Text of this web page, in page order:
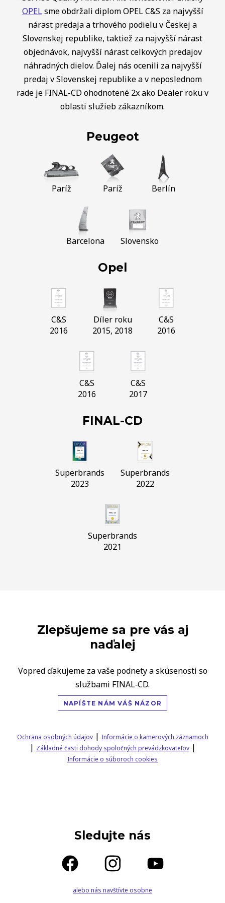
OPELsme obdržali diplom OPEL C&S za najvyšší
nárast predaja a trhového podielu v Českej a
Slovenskej republike, taktiež za najvyšší nárast
objednávok, najvyšší nárast celkových predajov
náhradných dielov. Ďalej nás ocenili za najvyšší
predaj v Slovenskej republike a v neposlednom
rade je FINAL-CD ohodnotené 2x ako Dealer roku v
oblasti služieb zákazníkom.
Peugeot
Paríž Paríž Berlín
Barcelona Slovensko
Opel
C&S
2016
Díler roku
2015, 2018
C&S
2016
C&S
2016
C&S
2017
FINAL-CD
Superbrands
2023
Superbrands
2022
Superbrands
2021
Zlepšujeme sa pre vás aj
naďalej
Vopred ďakujeme za vaše podnety a skúsenosti so
službami FINAL‑CD.
NAPÍŠTE NÁM VÁŠ NÁZOR
Ochrana osobných údajov| Informácie o kamerových záznamoch
| Základné časti dohody spoločných prevádzkovateľov|
Informácie o súboroch cookies
Sledujte nás
alebo nás navštívte osobne